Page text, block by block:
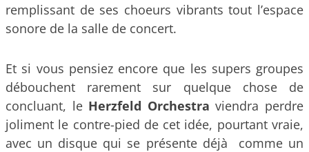
remplissant de ses choeurs vibrants tout l’espace
sonore de la salle de concert.
Et si vous pensiez encore que les supers groupes
débouchent rarement sur quelque chose de
concluant, le Herzfeld Orchestra viendra perdre
joliment le contre-pied de cet idée, pourtant vraie,
avec un disque qui se présente déjà comme un